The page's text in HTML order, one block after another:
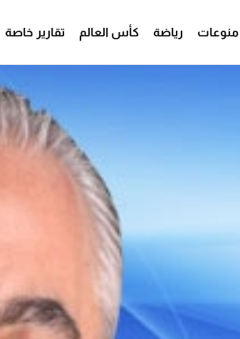
منوعات رياضة كأس العالم تقارير خاصة